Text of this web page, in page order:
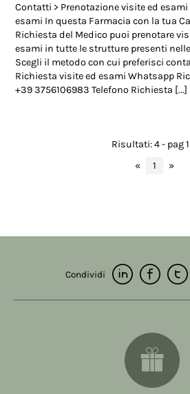
Contatti > Prenotazione visite ed
esami In questa Farmacia con la tua
Richiesta del Medico puoi prenotare
esami in tutte le strutture presenti
Scegli il metodo con cui preferisci
Richiesta visite ed esami Whatsapp
+39 3756106983 Telefono Richiesta [...]
Risultati: 4 - pag
«
1 »
Condividi